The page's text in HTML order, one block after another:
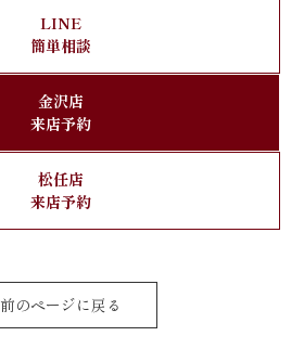
LINE
簡単相談
金沢店
来店予約
松任店
来店予約
前のページに戻る